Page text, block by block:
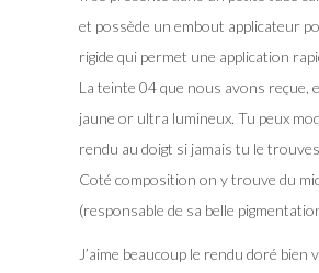
et possède un embout applicateur
rigide qui permet une application
La teinte 04 que nous avons reçue,
jaune or ultra lumineux. Tu peux
rendu au doigt si jamais tu le
Coté composition on y trouve du
(responsable de sa belle
J’aime beaucoup le rendu doré bien